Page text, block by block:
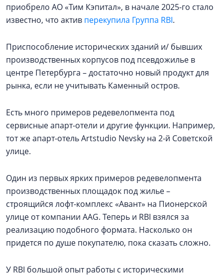
приобрело АО «Тим Кэпитал», в начале 2025-го стало
известно, что актив перекупила Группа RBI.
Приспособление исторических зданий и/ бывших
производственных корпусов под псевдожилье в
центре Петербурга – достаточно новый продукт для
рынка, если не учитывать Каменный остров.
Есть много примеров редевелопмента под
сервисные апарт-отели и другие функции. Например,
тот же апарт-отель Artstudio Nevsky на 2-й Советской
улице.
Один из первых ярких примеров редевелопмента
производственных площадок под жилье –
строящийся лофт-комплекс «Авант» на Пионерской
улице от компании AAG. Теперь и RBI взялся за
реализацию подобного формата. Насколько он
придется по душе покупателю, пока сказать сложно.
У RBI большой опыт работы с историческими